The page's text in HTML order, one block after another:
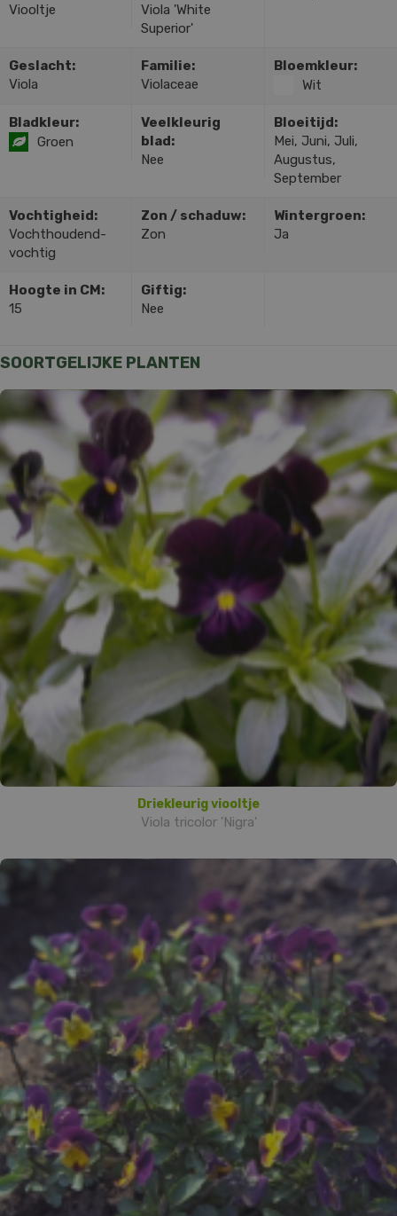
Viooltje
Viola 'White
Superior'
Geslacht:
Viola
Familie:
Violaceae
Bloemkleur:
Wit
Bladkleur:
Groen
Veelkleurig
blad:
Nee
Bloeitijd:
Mei, Juni, Juli,
Augustus,
September
Vochtigheid:
Vochthoudend-
vochtig
Zon / schaduw:
Zon
Wintergroen:
Ja
Hoogte in CM:
15
Giftig:
Nee
SOORTGELIJKE PLANTEN
Driekleurig viooltje
Viola tricolor 'Nigra'